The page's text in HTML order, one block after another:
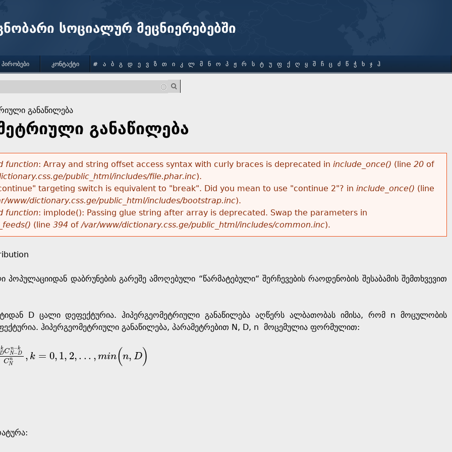
სოციალურ მეცნიერებებში
განაწილება
განაწილება
function: Array and string offset access syntax with curly braces is deprecated in include_once() (line 20of
public_html/includes/file.phar.inc).
targeting switch is equivalent to "break". Did you mean to use "continue 2"? in include_once() (line
www/dictionary.css.ge/public_html/includes/bootstrap.inc).
function: implode(): Passing glue string after array is deprecated. Swap the parameters in
(line 394 of/var/www/dictionary.css.ge/public_html/includes/common.inc).
დაბრუნების გარეშე ამოღებული “წარმატებული“ შერჩევების რაოდენობის შესაბამის შემთხვევით
D ცალი დეფექტურია. ჰიპერგეომეტრიული განაწილება აღწერს ალბათობას იმისა, რომ n მოცულობის
ჰიპერგეომეტრიული განაწილება, პარამეტრებით N, D, n მოცემულია ფორმულით:
k
DC n−k
N−D
Cn
N
, k = 0, 1, 2, . . . , min(n, D)
n-kCN n ,k =0 ,1, 2,. ..,mi n (n,D)
ᲞᲘᲠᲝᲑᲔᲑᲘ ᲙᲝᲜᲢᲐᲥᲢᲘ # Ა Ბ Გ Დ Ე Ვ Ზ Თ Ი Კ Ლ Მ Ნ Ო Პ Ჟ Რ Ს Ტ Უ Ფ Ქ Ღ Ყ Შ Ჩ Ც Ძ Წ Ჭ Ხ Ჯ Ჰ